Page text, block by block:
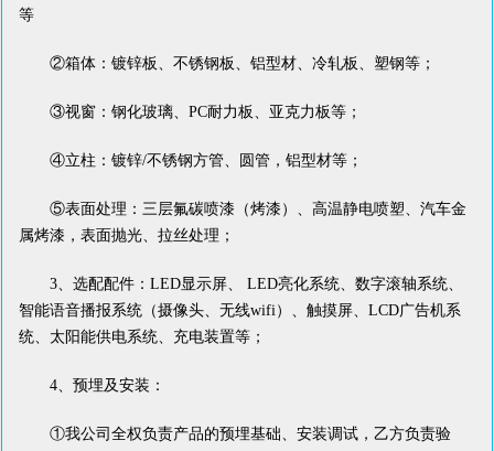
等
②箱体：镀锌板、不锈钢板、铝型材、冷轧板、塑钢等；
③视窗：钢化玻璃、PC耐力板、亚克力板等；
④立柱：镀锌/不锈钢方管、圆管，铝型材等；
⑤表面处理：三层氟碳喷漆（烤漆）、高温静电喷塑、汽车金
属烤漆，表面抛光、拉丝处理；
3、选配配件：LED显示屏、 LED亮化系统、数字滚轴系统、
智能语音播报系统（摄像头、无线wifi）、触摸屏、LCD广告机系
统、太阳能供电系统、充电装置等；
4、预埋及安装：
①我公司全权负责产品的预埋基础、安装调试，乙方负责验